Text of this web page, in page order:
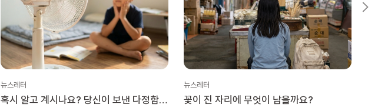
뉴스레터
혹시 알고 계시나요? 당신이 보낸 다정함이
뉴스레터
꽃이 진 자리에 무엇이 남을까요?